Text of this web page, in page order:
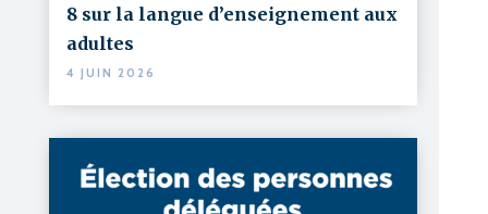
8 sur la langue d’enseignement aux
adultes
4 JUIN 2026